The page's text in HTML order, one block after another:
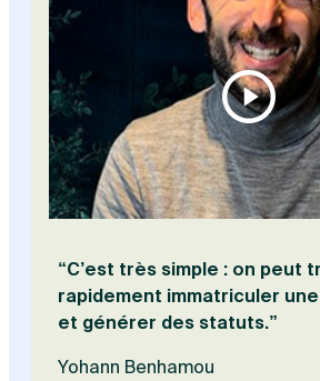
“C’est très simple : on peut
rapidement immatriculer
et générer des statuts.”
Yohann Benhamou